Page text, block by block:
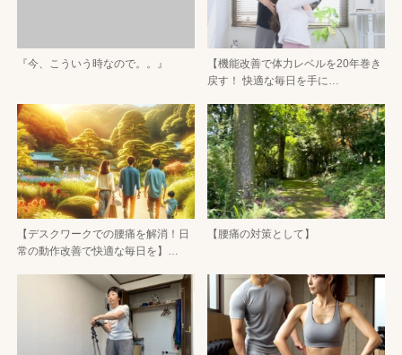
『今、こういう時なので。。』
【機能改善で体力レベルを20年巻き
戻す！ 快適な毎日を手に…
【デスクワークでの腰痛を解消！日
常の動作改善で快適な毎日を】…
【腰痛の対策として】